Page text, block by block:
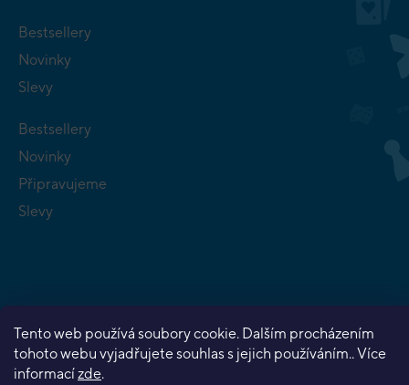
Tento web používá soubory cookie. Dalším procházením
tohoto webu vyjadřujete souhlas s jejich používáním.. Více
informacízde.
Bestsellery
Novinky
Slevy
Bestsellery
Novinky
Připravujeme
Slevy
Vytvořil Shoptet Premium
Copyright 2026Planeta her . Všechna práva vyhrazena.